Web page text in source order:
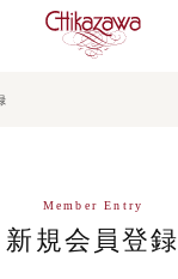
Member Entry
新規会員登録